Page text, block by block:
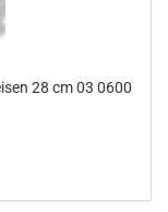
28 cm 03 0600